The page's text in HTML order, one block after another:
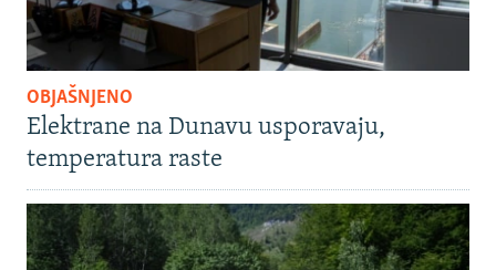
OBJAŠNJENO
Elektrane na Dunavu usporavaju,
temperatura raste